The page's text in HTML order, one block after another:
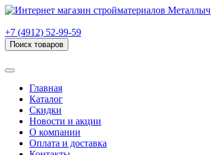
+7 (4912) 52-99-59
Поиск товаров
Главная
Каталог
Скидки
Новости и акции
О компании
Оплата и доставка